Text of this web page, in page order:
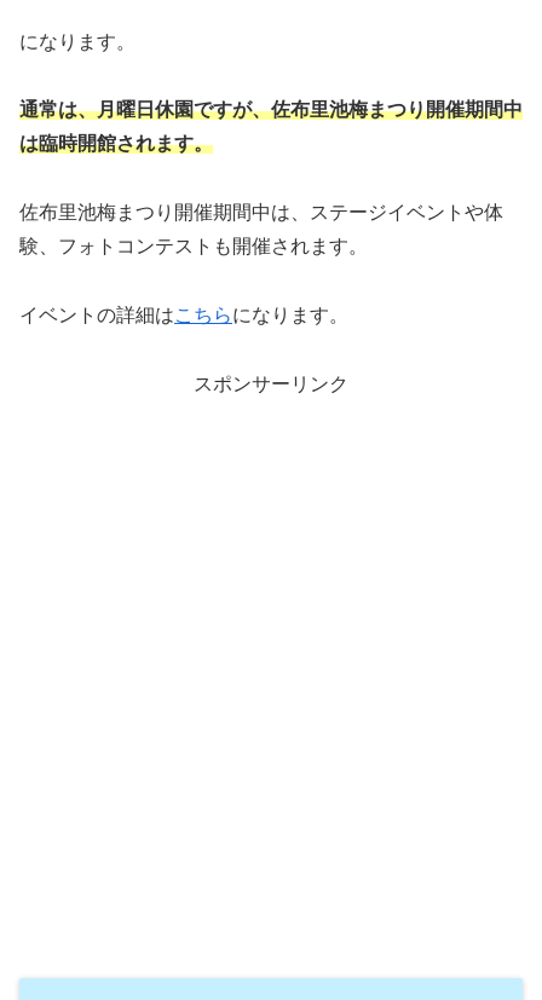
になります。
通常は、月曜日休園ですが、佐布里池梅まつり開催期間中
は臨時開館されます。
佐布里池梅まつり開催期間中は、ステージイベントや体
験、フォトコンテストも開催されます。
イベントの詳細はこちらになります。
スポンサーリンク